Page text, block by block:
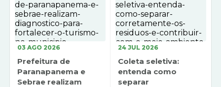
Galeria de Fotos
Serviços Online
Diário Oficial
03 AGO 2026
Prefeitura de
Paranapanema e
Sebrae realizam
24 JUL 2026
Coleta seletiva:
entenda como
separar